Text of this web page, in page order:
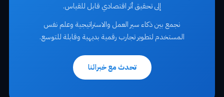
إلى تحقيق أثر اقتصادي قابل للقياس.
نجمع بين ذكاء سير العمل والاستراتيجية وعلم نفس
المستخدم لتطوير تجارب رقمية بديهية وقابلة للتوسع.
تحدث مع خبرائنا